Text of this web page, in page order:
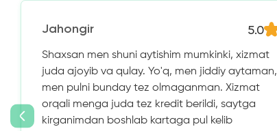
Jahongir 5.0
Shaxsan men shuni aytishim mumkinki, xizmat
juda ajoyib va ​​qulay. Yo'q, men jiddiy aytaman,
men pulni bunday tez olmaganman. Xizmat
orqali menga juda tez kredit berildi, saytga
kirganimdan boshlab kartaga pul kelib